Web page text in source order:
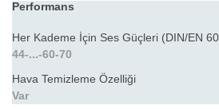
Performans
Her Kademe İçin Ses Güçleri (DIN/EN
44-...-60-70
Hava Temizleme Özelliği
Var